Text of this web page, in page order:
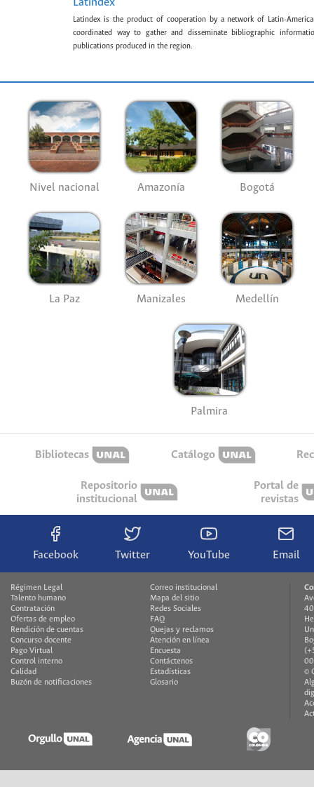
Latindex is the product of cooperation by a network of Latin-
coordinated way to gather and disseminate bibliographic
publications produced in the region.
Nivel nacional Amazonía Bogotá
La Paz Manizales Medellín
Palmira
Bibliotecas Catálogo
Repositorio
institucional
Portal de
revistas
Facebook Twitter YouTube Email
Régimen Legal
Talento humano
Contratación
Ofertas de empleo
Rendición de cuentas
Concurso docente
Pago Virtual
Control interno
Calidad
Buzón de notificaciones
Correo institucional
Mapa del sitio
Redes Sociales
FAQ
Quejas y reclamos
Atención en línea
Encuesta
Contáctenos
Estadísticas
Glosario
©